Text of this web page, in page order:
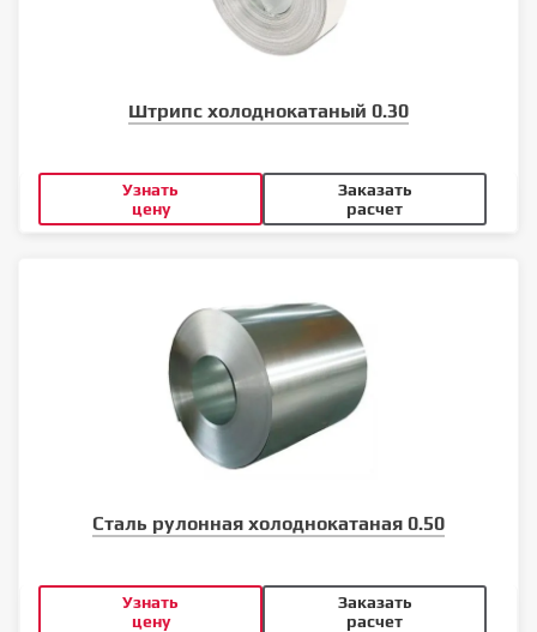
Штрипс холоднокатаный 0.30
Узнать
цену
Заказать
расчет
Сталь рулонная холоднокатаная 0.50
Узнать
цену
Заказать
расчет